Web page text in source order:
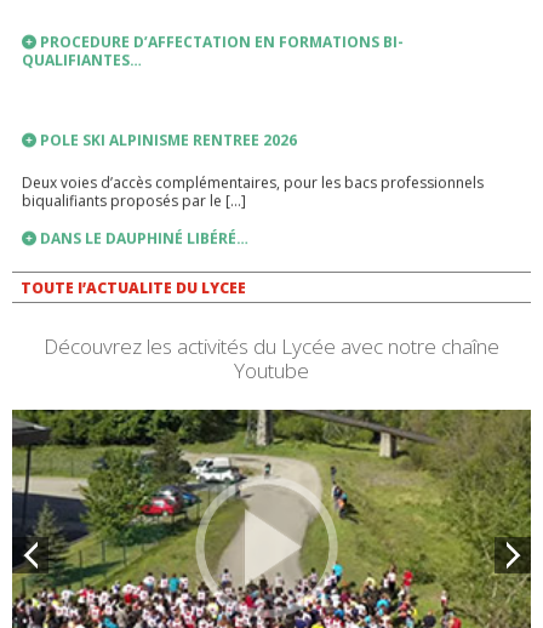
Deux voies d’accès complémentaires, pour les bacs professionnels
biqualifiants proposés par le […]
DANS LE DAUPHINÉ LIBÉRÉ…
A l’occasion des 40 ans du bac pro, une table ronde « Parcours […]
LIEN VERS PRONOTE
INSCRIPTIONS ANNEE SCOLAIRE 2026-2027
RENTREE SCOLAIRE 2026-2027
PLANNING DE RENTREE 2026 TROUSSEAU INTERNAT FOURNITURES
SCOLAIRES FRANÇAIS – HISTOIRE GEOGRAPHIE […]
SALON ALPTERNANCE
TOUTE l’ACTUALITE DU LYCEE
Découvrez les activités du Lycée avec notre chaîne
Youtube